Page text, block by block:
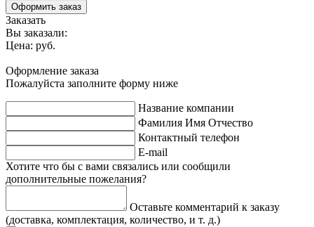
Оформить заказ
Заказать
Вы заказали:
Цена: руб.
Оформление заказа
Пожалуйста заполните форму ниже
Название компании
Фамилия Имя Отчество
Контактный телефон
E-mail
Хотите что бы с вами связались или сообщили
дополнительные пожелания?
Оставьте комментарий к заказу
(доставка, комплектация, количество, и т. д.)